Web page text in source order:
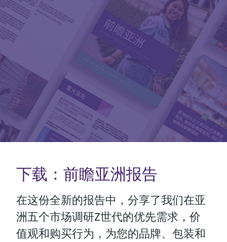
下载：前瞻亚洲报告
在这份全新的报告中，分享了我们在亚
洲五个市场调研Z世代的优先需求，价
值观和购买行为，为您的品牌、包装和